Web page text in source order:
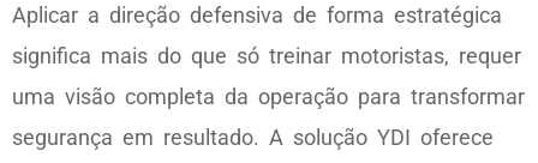
Aplicar a direção defensiva de forma estratégica
significa mais do que só treinar motoristas, requer
uma visão completa da operação para transformar
segurança em resultado. A solução YDI oferece